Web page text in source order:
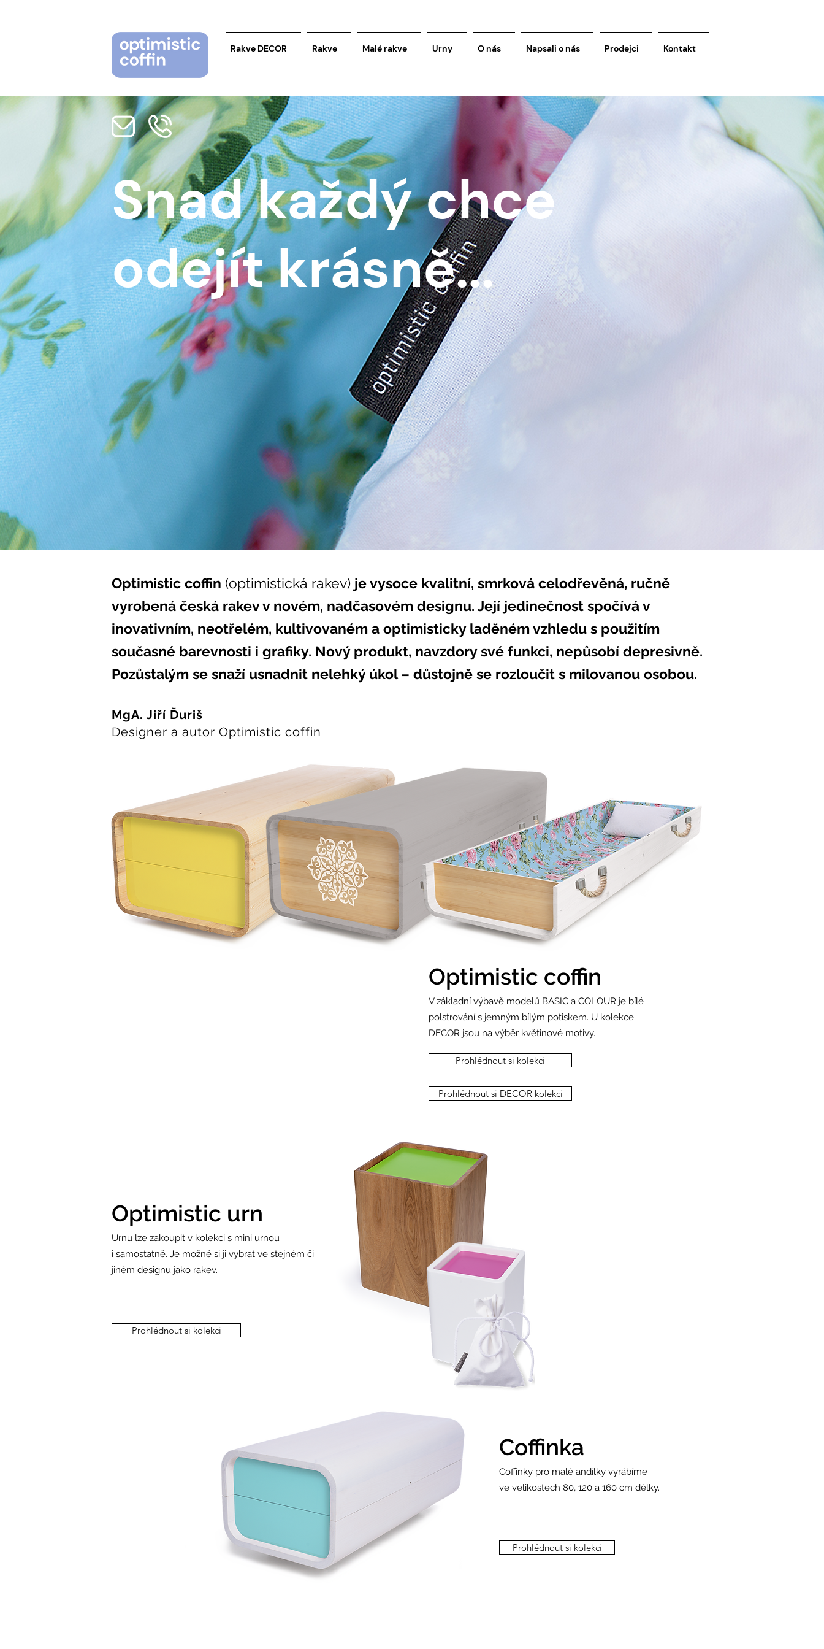
Rakve DECOR Rakve Malé rakve Urny O nás Napsali o nás Prodejci Kontakt
Snad každý chce
odejít krásně...
Optimistic coffin (optimistická rakev) je vysoce kvalitní, smrková celodřevěná, ručně
vyrobená česká rakev v novém, nadčasovém designu. Její jedinečnost spočívá v
inovativním, neotřelém, kultivovaném a optimisticky laděném vzhledu s použitím
současné barevnosti i grafiky. Nový produkt, navzdory své funkci, nepůsobí depresivně.
Pozůstalým se snaží usnadnit nelehký úkol – důstojně se rozloučit s milovanou osobou.
MgA. Jiří Ďuriš
Designer a autor Optimistic coffin
Optimistic coffin
V základní výbavě modelů BASIC a COLOUR je bílé
polstrování s jemným bílým potiskem. U kolekce
DECOR jsou na výběr květinové motivy.
Prohlédnout si kolekci
Prohlédnout si DECOR kolekci
Optimistic urn
Urnu lze zakoupit v kolekci s mini urnou
i samostatně. Je možné si ji vybrat ve stejném či
jiném designu jako rakev.
Prohlédnout si kolekci
Coffinka
Coffinky pro malé andílky vyrábíme
ve velikostech 80, 120 a 160 cm délky.
Prohlédnout si kolekci